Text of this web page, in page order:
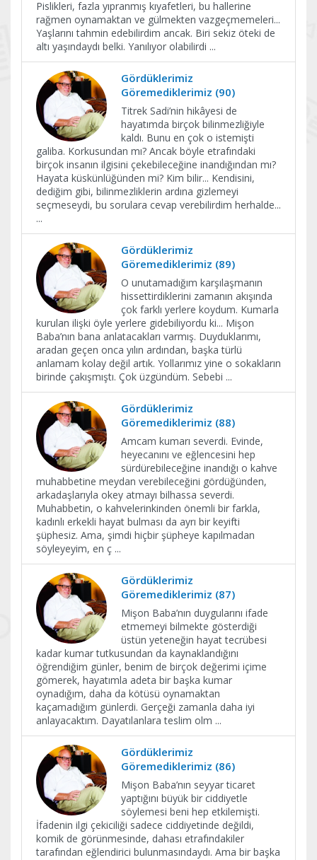
Pislikleri, fazla yıpranmış kıyafetleri, bu hallerine
rağmen oynamaktan ve gülmekten vazgeçmemeleri...
Yaşlarını tahmin edebilirdim ancak. Biri sekiz öteki de
altı yaşındaydı belki. Yanılıyor olabilirdi ...
Gördüklerimiz
Göremediklerimiz (90)
Titrek Sadi’nin hikâyesi de
hayatımda birçok bilinmezliğiyle
kaldı. Bunu en çok o istemişti
galiba. Korkusundan mı? Ancak böyle etrafındaki
birçok insanın ilgisini çekebileceğine inandığından mı?
Hayata küskünlüğünden mi? Kim bilir... Kendisini,
dediğim gibi, bilinmezliklerin ardına gizlemeyi
seçmeseydi, bu sorulara cevap verebilirdim herhalde...
...
Gördüklerimiz
Göremediklerimiz (89)
O unutamadığım karşılaşmanın
hissettirdiklerini zamanın akışında
çok farklı yerlere koydum. Kumarla
kurulan ilişki öyle yerlere gidebiliyordu ki... Mişon
Baba’nın bana anlatacakları varmış. Duyduklarımı,
aradan geçen onca yılın ardından, başka türlü
anlamam kolay değil artık. Yollarımız yine o sokakların
birinde çakışmıştı. Çok üzgündüm. Sebebi ...
Gördüklerimiz
Göremediklerimiz (88)
Amcam kumarı severdi. Evinde,
heyecanını ve eğlencesini hep
sürdürebileceğine inandığı o kahve
muhabbetine meydan verebileceğini gördüğünden,
arkadaşlarıyla okey atmayı bilhassa severdi.
Muhabbetin, o kahvelerinkinden önemli bir farkla,
kadınlı erkekli hayat bulması da ayrı bir keyifti
şüphesiz. Ama, şimdi hiçbir şüpheye kapılmadan
söyleyeyim, en ç ...
Gördüklerimiz
Göremediklerimiz (87)
Mişon Baba’nın duygularını ifade
etmemeyi bilmekte gösterdiği
üstün yeteneğin hayat tecrübesi
kadar kumar tutkusundan da kaynaklandığını
öğrendiğim günler, benim de birçok değerimi içime
gömerek, hayatımla adeta bir başka kumar
oynadığım, daha da kötüsü oynamaktan
kaçamadığım günlerdi. Gerçeği zamanla daha iyi
anlayacaktım. Dayatılanlara teslim olm ...
Gördüklerimiz
Göremediklerimiz (86)
Mişon Baba’nın seyyar ticaret
yaptığını büyük bir ciddiyetle
söylemesi beni hep etkilemişti.
İfadenin ilgi çekiciliği sadece ciddiyetinde değildi,
komik de görünmesinde, dahası etrafındakiler
tarafından eğlendirici bulunmasındaydı. Ama bir başka